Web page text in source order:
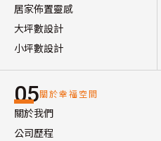
居家佈置靈感
大坪數設計
小坪數設計
05關於幸福空間
關於我們
公司歷程